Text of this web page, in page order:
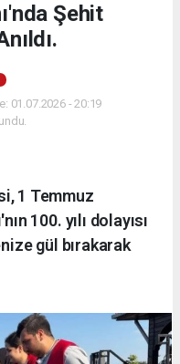
Şehit
01.07.2026 - 20:19
1 Temmuz
100. yılı dolayısı
gül bırakarak